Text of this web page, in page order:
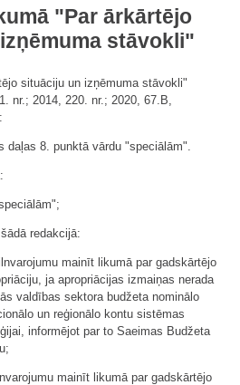
"Par ārkārtējo
stāvokli"
situāciju un izņēmuma stāvokli"
nr.; 2014, 220. nr.; 2020, 67.B,
daļas 8. punktā vārdu "speciālām".
redakcijā:
mainīt likumā par gadskārtējo
ja apropriācijas izmaiņas nerada
valdības sektora budžeta nominālo
un reģionālo kontu sistēmas
informējot par to Saeimas Budžeta
mainīt likumā par gadskārtējo